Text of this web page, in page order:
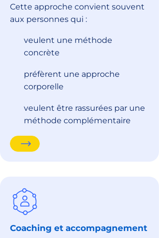
Cette approche convient souvent
aux personnes qui :
veulent une méthode
concrète
préfèrent une approche
corporelle
veulent être rassurées par une
méthode complémentaire
Coaching et accompagnement